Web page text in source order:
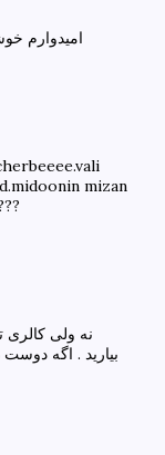
امیدوارم
mizan
نه ولی
بیارید . اگه